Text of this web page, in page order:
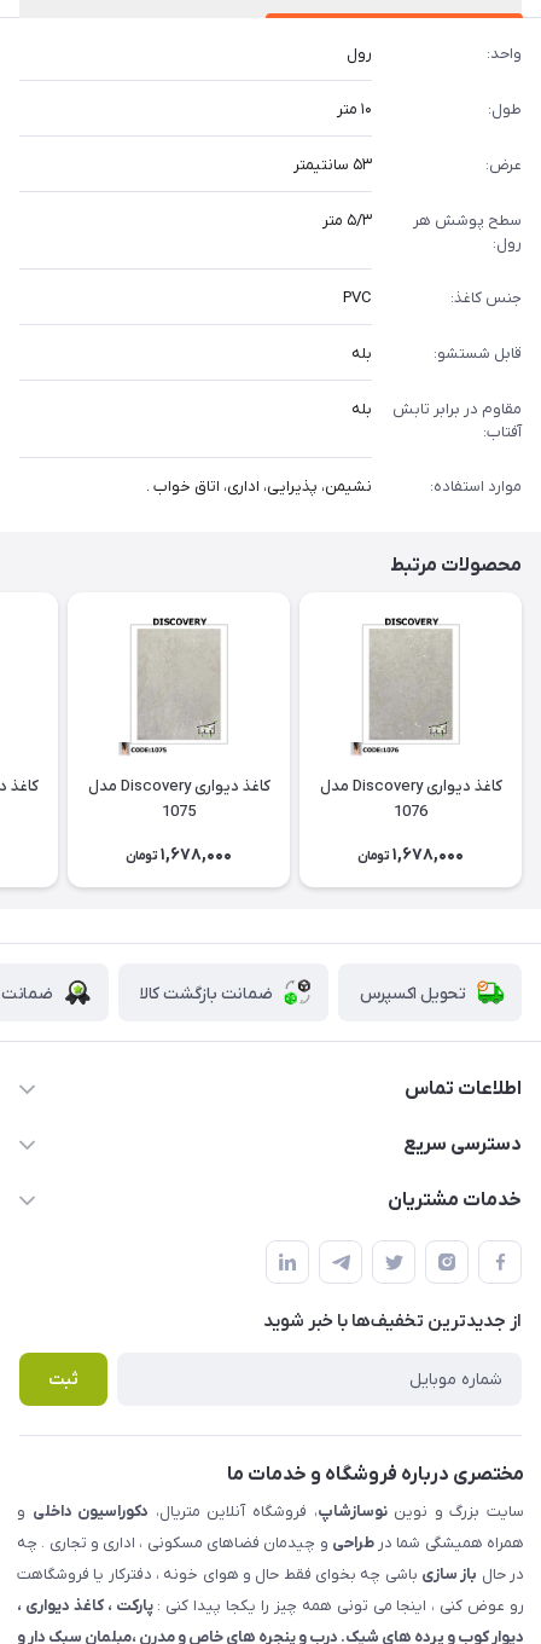
واحد: رول
طول: ۱۰ متر
عرض: ۵۳ سانتیمتر
سطح پوشش هر
رول:
۵/۳ متر
جنس کاغذ: PVC
قابل شستشو: بله
مقاوم در برابر تابش
آفتاب:
بله
موارد استفاده: نشیمن، پذیرایی، اداری، اتاق خواب .
محصولات مرتبط
کاغذ دیواری Discovery مدل
1076
1,678,000 تومان
کاغذ دیواری Discovery مدل
1075
1,678,000 تومان
تحویل اکسپرس ضمانت بازگشت کالا ضمانت
اطلاعات تماس
09123855612
املاک مدنی - نوساز شاپ
دسترسی سریع
حساب کاربری
لیست محصولات
درباره ما
خدمات مشتریان
قوانین و مقررات
حریم خصوصی
راهنما
پرسش های متداول
از جدید‌ترین تخفیف‌ها با‌ خبر شوید
ثبت
مختصری درباره فروشگاه و خدمات ما
سایت بزرگ و نویننوسازشاپ، فروشگاه آنلاین متریال، دکوراسیون داخلی و
همراه همیشگی شما درطراحی و چیدمان فضاهای مسکونی ، اداری و تجاری . چه
در حال باز سازی باشی چه بخوای فقط حال و هوای خونه ، دفترکار یا فروشگاهت
رو عوض کنی ، اینجا می تونی همه چیز را یکجا پیدا کنی :پارکت ، کاغذ دیواری ،
دیوار کوب و پرده های شیک. درب و پنجره های خاص و مدرن ،مبلمان سبک دار و